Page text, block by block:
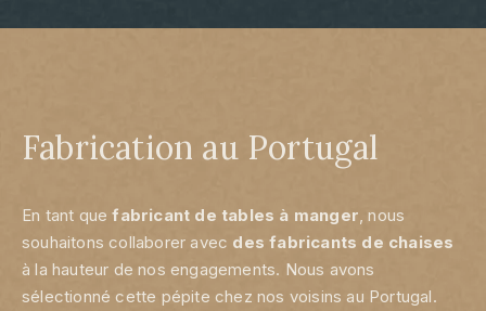
Fabrication au Portugal
En tant quefabricant de tables à manger , nous
souhaitons collaborer avec desfabricants de chaises
à la hauteur de nos engagements. Nous avons
sélectionné cette pépite chez nos voisins au Portugal.